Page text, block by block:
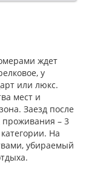
ждет
у
или люкс.
мест и
Заезд после
– 3
На
убираемый